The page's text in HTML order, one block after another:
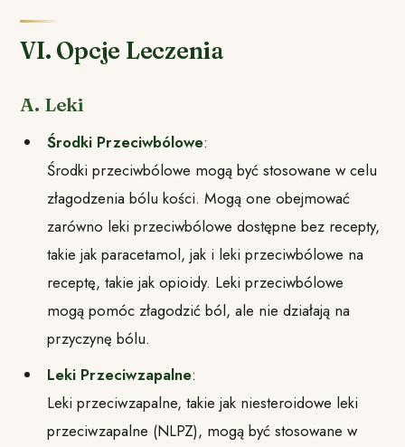
VI. Opcje Leczenia
A. Leki
Środki Przeciwbólowe:
Środki przeciwbólowe mogą być stosowane w celu
złagodzenia bólu kości. Mogą one obejmować
zarówno leki przeciwbólowe dostępne bez recepty,
takie jak paracetamol, jak i leki przeciwbólowe na
receptę, takie jak opioidy. Leki przeciwbólowe
mogą pomóc złagodzić ból, ale nie działają na
przyczynę bólu.
Leki Przeciwzapalne:
Leki przeciwzapalne, takie jak niesteroidowe leki
przeciwzapalne (NLPZ), mogą być stosowane w